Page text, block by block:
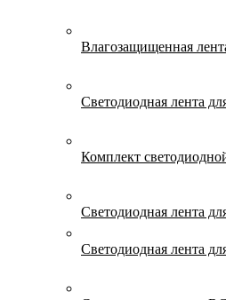
Влагозащищенная
Светодиодная лента
Комплект
Светодиодная лента
Светодиодная лента